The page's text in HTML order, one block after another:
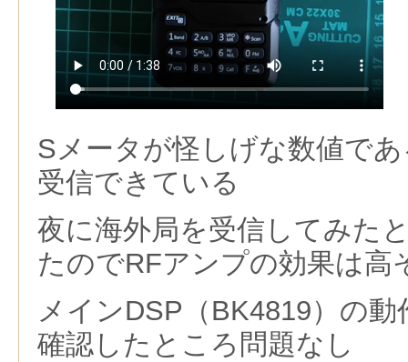
Sメータが怪しげな数値で
受信できている
夜に海外局を受信してみた
たのでRFアンプの効果は高
メインDSP（BK4819）の
確認したところ問題なし